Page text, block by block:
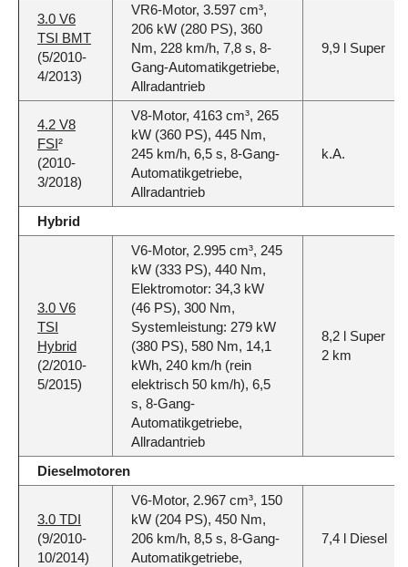
3.0 V6
TSI BMT
(5/2010-
4/2013)
VR6-Motor, 3.597 cm³,
206 kW (280 PS), 360
Nm, 228 km/h, 7,8 s, 8-
Gang-Automatikgetriebe,
Allradantrieb
9,9 l Super
4.2 V8
FSI²
(2010-
3/2018)
V8-Motor, 4163 cm³, 265
kW (360 PS), 445 Nm,
245 km/h, 6,5 s, 8-Gang-
Automatikgetriebe,
Allradantrieb
k.A.
Hybrid
3.0 V6
TSI
Hybrid
(2/2010-
5/2015)
V6-Motor, 2.995 cm³, 245
kW (333 PS), 440 Nm,
Elektromotor: 34,3 kW
(46 PS), 300 Nm,
Systemleistung: 279 kW
(380 PS), 580 Nm, 14,1
kWh, 240 km/h (rein
elektrisch 50 km/h), 6,5
s, 8-Gang-
Automatikgetriebe,
Allradantrieb
8,2 l Super
2 km
Dieselmotoren
3.0 TDI
(9/2010-
10/2014)
V6-Motor, 2.967 cm³, 150
kW (204 PS), 450 Nm,
206 km/h, 8,5 s, 8-Gang-
Automatikgetriebe,
7,4 l Diesel